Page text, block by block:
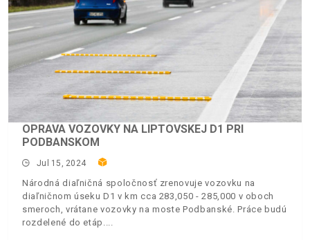
OPRAVA VOZOVKY NA LIPTOVSKEJ D1 PRI
PODBANSKOM
Jul 15, 2024
Národná diaľničná spoločnosť zrenovuje vozovku na
diaľničnom úseku D1 v km cca 283,050 - 285,000 v oboch
smeroch, vrátane vozovky na moste Podbanské. Práce budú
rozdelené do etáp.